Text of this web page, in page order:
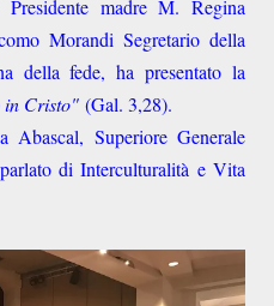
madre M. Regina
Morandi Segretario della
della fede, ha presentato la
in Cristo" (Gal. 3,28).
Superiore Generale
di Interculturalità e Vita